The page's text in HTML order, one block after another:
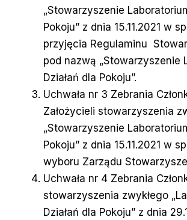
„Stowarzyszenie
Pokoju” z dnia 15.11.2021 w
przyjęcia Regulaminu
pod nazwą „Stowarzyszenie
Działań dla Pokoju”.
Uchwała nr 3 Zebrania
Założycieli stowarzyszenia
„Stowarzyszenie
Pokoju” z dnia 15.11.2021 w
wyboru Zarządu
Uchwała nr 4 Zebrania
stowarzyszenia zwykłego
Działań dla Pokoju” z dnia